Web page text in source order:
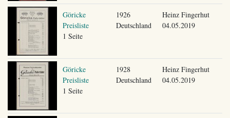
Göricke
Preisliste
1 Seite
1926
Deutschland
Heinz Fingerhut
04.05.2019
Göricke
Preisliste
1 Seite
1928
Deutschland
Heinz Fingerhut
04.05.2019